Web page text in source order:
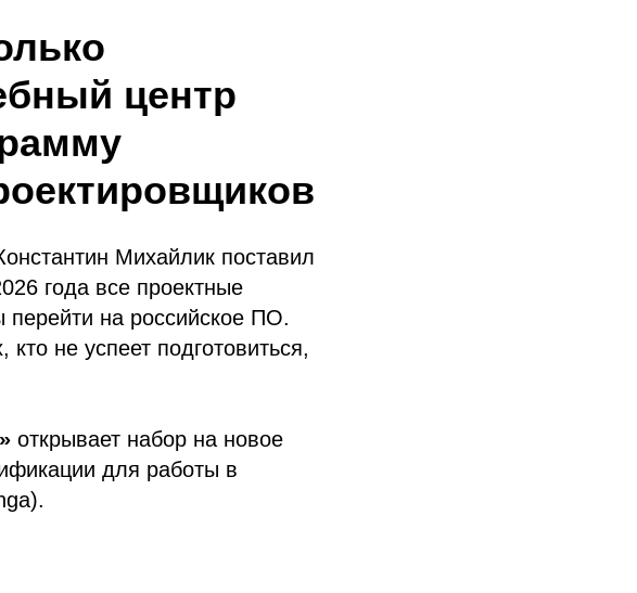
центр
Михайлик поставил
года все проектные
перейти на российское ПО.
не успеет подготовиться,
открывает набор на новое
для работы в